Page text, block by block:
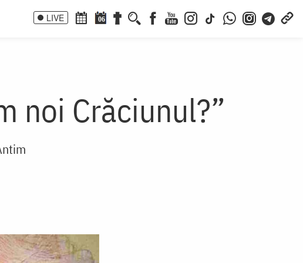
LIVE 06
noi Crăciunul?”